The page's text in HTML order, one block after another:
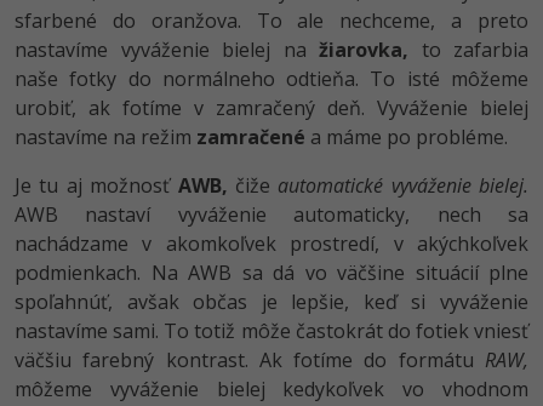
sfarbené do oranžova. To ale nechceme, a preto
nastavíme vyváženie bielej na žiarovka, to zafarbia
naše fotky do normálneho odtieňa. To isté môžeme
urobiť, ak fotíme v zamračený deň. Vyváženie bielej
nastavíme na režim zamračené a máme po probléme.
Je tu aj možnosť AWB, čiže automatické vyváženie bielej.
AWB nastaví vyváženie automaticky, nech sa
nachádzame v akomkoľvek prostredí, v akýchkoľvek
podmienkach. Na AWB sa dá vo väčšine situácií plne
spoľahnúť, avšak občas je lepšie, keď si vyváženie
nastavíme sami. To totiž môže častokrát do fotiek vniesť
väčšiu farebný kontrast. Ak fotíme do formátu RAW,
môžeme vyváženie bielej kedykoľvek vo vhodnom